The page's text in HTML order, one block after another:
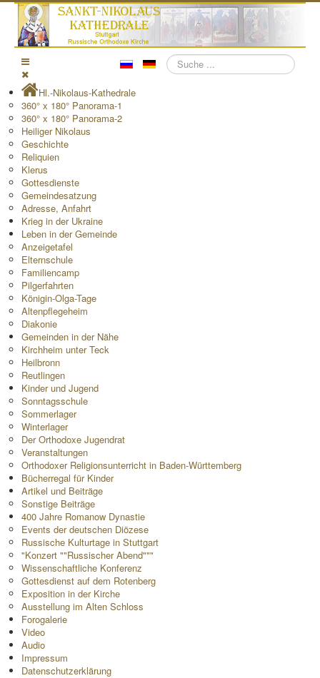
Suchen
Hl.-Nikolaus-Kathedrale
360° x 180° Panorama-1
360° x 180° Panorama-2
Heiliger Nikolaus
Geschichte
Reliquien
Klerus
Gottesdienste
Gemeindesatzung
Adresse, Anfahrt
Krieg in der Ukraine
Leben in der Gemeinde
Anzeigetafel
Elternschule
Familiencamp
Pilgerfahrten
Königin-Olga-Tage
Altenpflegeheim
Diakonie
Gemeinden in der Nähe
Kirchheim unter Teck
Heilbronn
Reutlingen
Kinder und Jugend
Sonntagsschule
Sommerlager
Winterlager
Der Orthodoxe Jugendrat
Veranstaltungen
Orthodoxer Religionsunterricht in Baden-Württemberg
Bücherregal für Kinder
Artikel und Beiträge
Sonstige Beiträge
400 Jahre Romanow Dynastie
Events der deutschen Diözese
Russische Kulturtage in Stuttgart
"Konzert ""Russischer Abend"""
Wissenschaftliche Konferenz
Gottesdienst auf dem Rotenberg
Exposition in der Kirche
Ausstellung im Alten Schloss
Forogalerie
Video
Audio
Impressum
Datenschutzerklärung